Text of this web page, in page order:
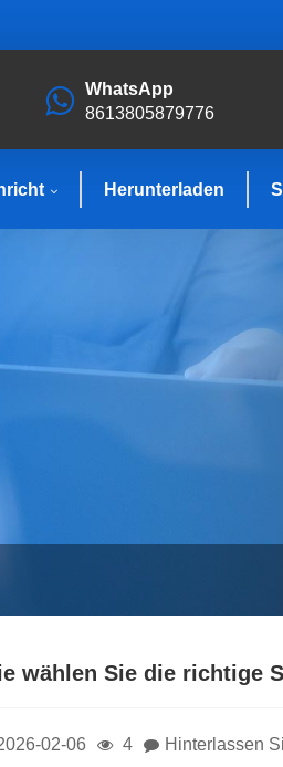
WhatsApp
8613805879776
Herunterladen
wählen Sie die richtige
02-06 4 Hinterlassen